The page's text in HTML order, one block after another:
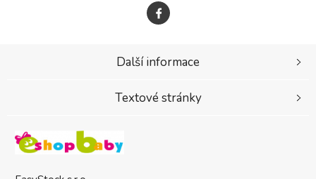
Další informace
Textové stránky